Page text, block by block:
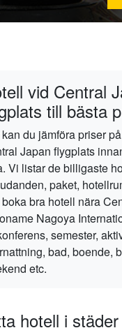
vid Central
till bästa
du jämföra priser
Japan flygplats
Vi listar de billigaste
paket,
bra hotell nära
Nagoya
semester,
bad, boende,
etc.
hotell i